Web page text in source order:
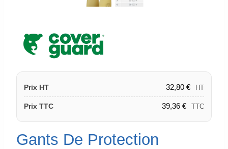
Prix HT 32,80 € HT
Prix TTC 39,36 € TTC
Gants De Protection